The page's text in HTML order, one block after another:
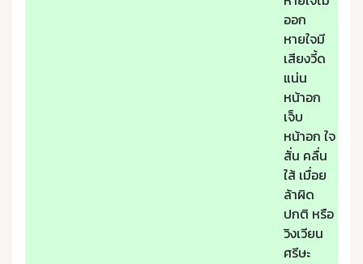
ออก
หายใจมี
เสียงวี้ด
แน่น
หน้าอก
เจ็บ
หน้าอก ใจ
สั่น คลื่น
ใส้ เมื่อย
ล้าผิด
ปกติ หรือ
วิงเวียน
ศรีษะ